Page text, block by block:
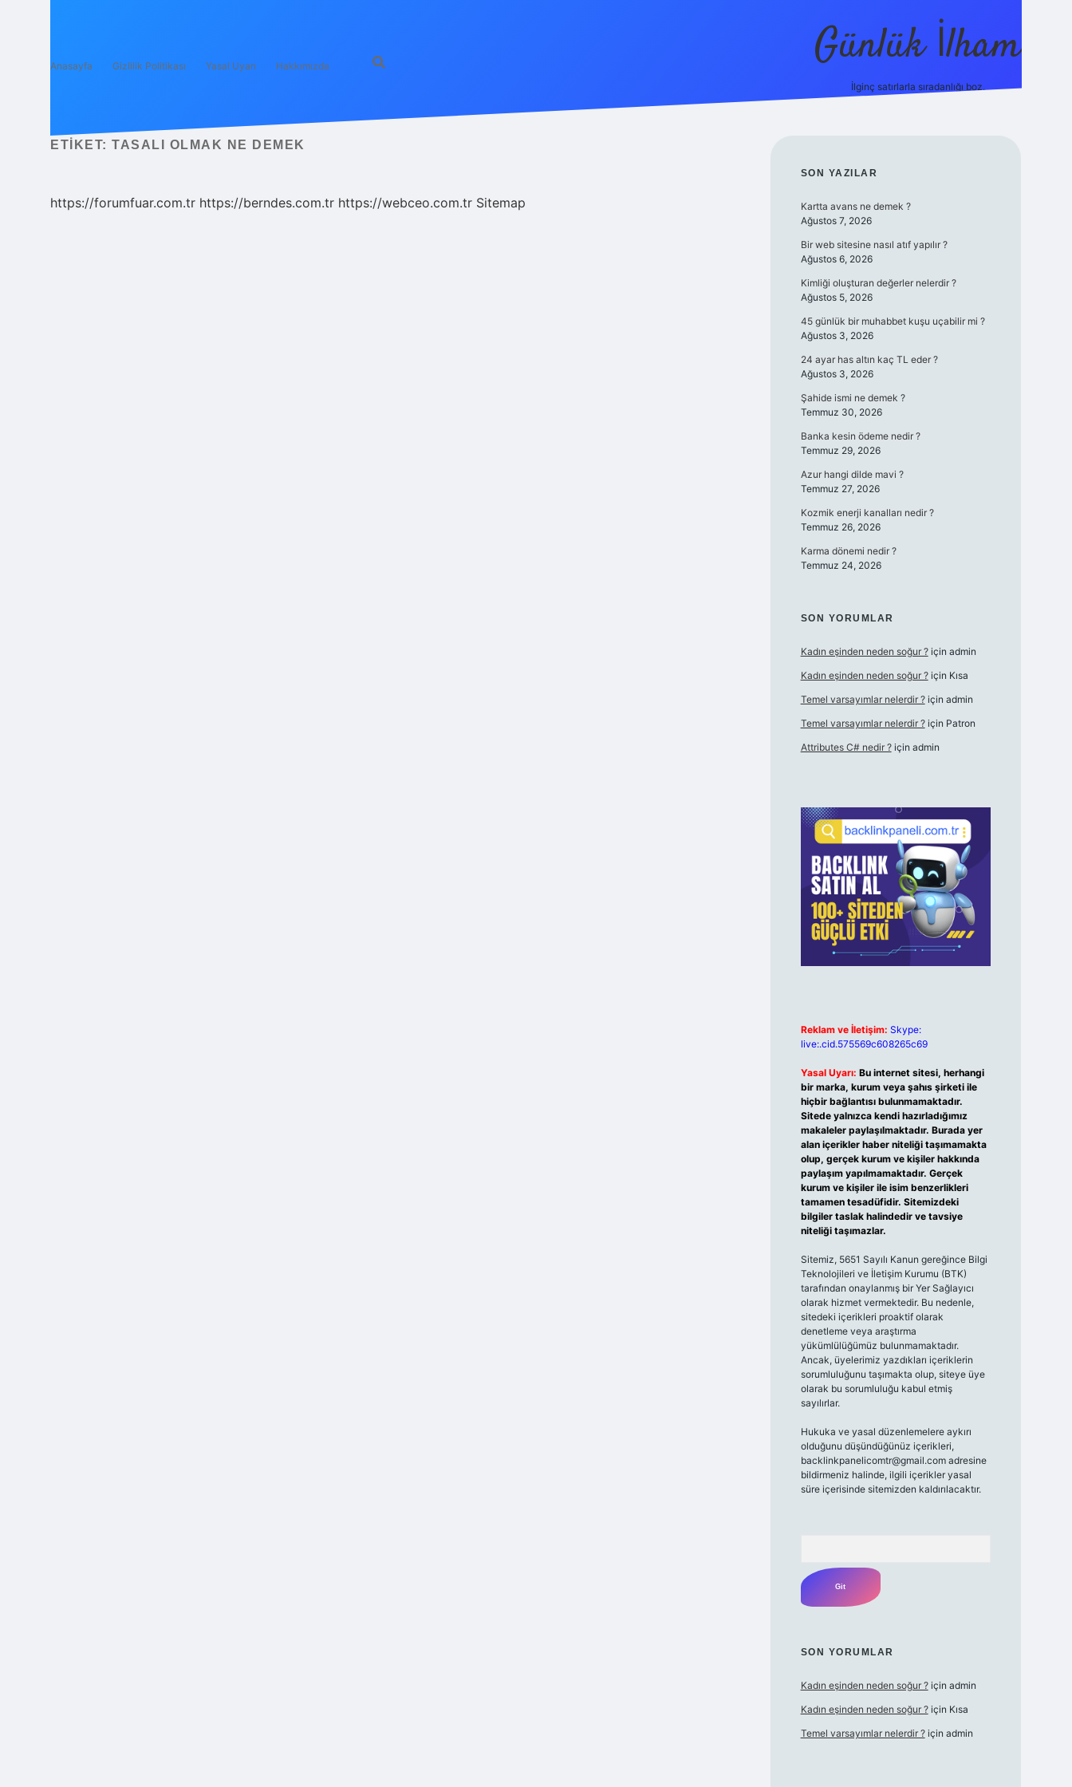
Anasayfa Gizlilik Politikası Yasal Uyarı Hakkımızda Günlük İlham
İlginç satırlarla sıradanlığı boz.
ETIKET: TASALI OLMAK NE DEMEK
https://forumfuar.com.tr https://berndes.com.tr https://webceo.com.tr Sitemap
SIDEBAR
SON YAZILAR
Kartta avans ne demek ?
Ağustos 7, 2026
Bir web sitesine nasıl atıf yapılır ?
Ağustos 6, 2026
Kimliği oluşturan değerler nelerdir ?
Ağustos 5, 2026
45 günlük bir muhabbet kuşu uçabilir mi ?
Ağustos 3, 2026
24 ayar has altın kaç TL eder ?
Ağustos 3, 2026
Şahide ismi ne demek ?
Temmuz 30, 2026
Banka kesin ödeme nedir ?
Temmuz 29, 2026
Azur hangi dilde mavi ?
Temmuz 27, 2026
Kozmik enerji kanalları nedir ?
Temmuz 26, 2026
Karma dönemi nedir ?
Temmuz 24, 2026
SON YORUMLAR
Kadın eşinden neden soğur ?için admin
Kadın eşinden neden soğur ?için Kısa
Temel varsayımlar nelerdir ?için admin
Temel varsayımlar nelerdir ?için Patron
Attributes C# nedir ?için admin
Reklam ve İletişim: Skype:
live:.cid.575569c608265c69
Yasal Uyarı: Bu internet sitesi, herhangi
bir marka, kurum veya şahıs şirketi ile
hiçbir bağlantısı bulunmamaktadır.
Sitede yalnızca kendi hazırladığımız
makaleler paylaşılmaktadır. Burada yer
alan içerikler haber niteliği taşımamakta
olup, gerçek kurum ve kişiler hakkında
paylaşım yapılmamaktadır. Gerçek
kurum ve kişiler ile isim benzerlikleri
tamamen tesadüfidir. Sitemizdeki
bilgiler taslak halindedir ve tavsiye
niteliği taşımazlar.
Sitemiz, 5651 Sayılı Kanun gereğince Bilgi
Teknolojileri ve İletişim Kurumu (BTK)
tarafından onaylanmış bir Yer Sağlayıcı
olarak hizmet vermektedir. Bu nedenle,
sitedeki içerikleri proaktif olarak
denetleme veya araştırma
yükümlülüğümüz bulunmamaktadır.
Ancak, üyelerimiz yazdıkları içeriklerin
sorumluluğunu taşımakta olup, siteye üye
olarak bu sorumluluğu kabul etmiş
sayılırlar.
Hukuka ve yasal düzenlemelere aykırı
olduğunu düşündüğünüz içerikleri,
backlinkpanelicomtr@gmail.comadresine
bildirmeniz halinde, ilgili içerikler yasal
süre içerisinde sitemizden kaldırılacaktır.
SON YORUMLAR
Kadın eşinden neden soğur ?için admin
Kadın eşinden neden soğur ?için Kısa
Temel varsayımlar nelerdir ?için admin